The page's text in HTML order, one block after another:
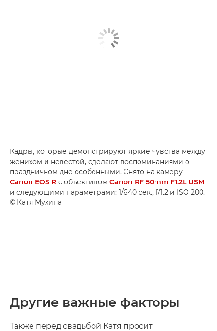
Кадры, которые демонстрируют яркие чувства между
женихом и невестой, сделают воспоминаниями о
праздничном дне особенными. Снято на камеру
Canon EOS R с объективом Canon RF 50mm F1.2L USM
и следующими параметрами: 1/640 сек., f/1.2 и ISO 200.
© Катя Мухина
Другие важные факторы
Также перед свадьбой Катя просит